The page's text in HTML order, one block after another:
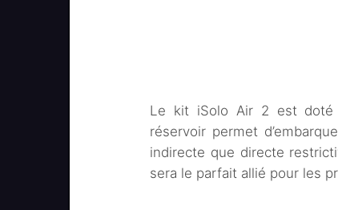
Le kit iSolo Air 2 est doté
réservoir permet
indirecte que directe
sera le parfait allié pour les